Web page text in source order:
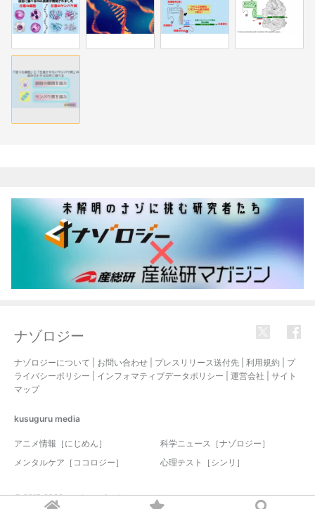
ナゾロジー
ナゾロジーについて お問い合わせ プレスリリース送付先 利用規約
プ
ライバシーポリシー
インフォマティブデータポリシー 運営会社
サイト
マップ
kusuguru media
アニメ情報［にじめん］
科学ニュース［ナゾロジー］
メンタルケア［ココロジー］
心理テスト［シンリ］
© 2017-2026 nazology. all rights reserved.